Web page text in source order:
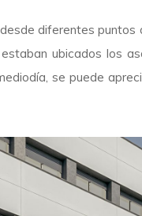
diferentes
ubicados los
se puede